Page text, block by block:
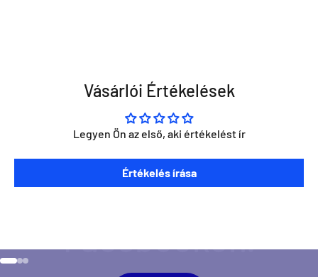
Vásárlói Értékelések
Legyen Ön az első, aki értékelést ír
Értékelés írása
Szeretnéd ha napra kész lennél minden Direct Darts
aktivitással kapcsolatban?